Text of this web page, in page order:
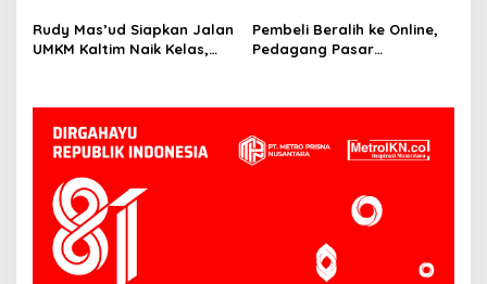
Mahulu
Penting daripada Berutang
Rudy Mas’ud Siapkan Jalan
UMKM Kaltim Naik Kelas,
Pembeli Beralih ke Online,
Pedagang Pasar